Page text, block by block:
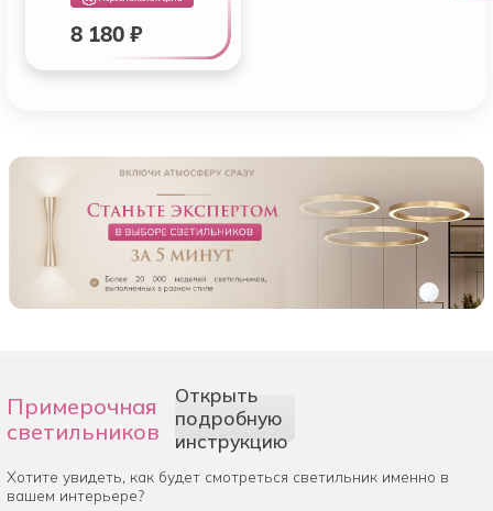
8 180 ₽
Примерочная
светильников
Открыть
подробную
инструкцию
Хотите увидеть, как будет смотреться светильник именно в
вашем интерьере?